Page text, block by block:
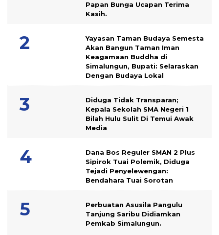
Papan Bunga Ucapan Terima
Kasih.
Yayasan Taman Budaya Semesta
Akan Bangun Taman Iman
Keagamaan Buddha di
Simalungun, Bupati: Selaraskan
Dengan Budaya Lokal
Diduga Tidak Transparan;
Kepala Sekolah SMA Negeri 1
Bilah Hulu Sulit Di Temui Awak
Media
Dana Bos Reguler SMAN 2 Plus
Sipirok Tuai Polemik, Diduga
Tejadi Penyelewengan:
Bendahara Tuai Sorotan
Perbuatan Asusila Pangulu
Tanjung Saribu Didiamkan
Pemkab Simalungun.